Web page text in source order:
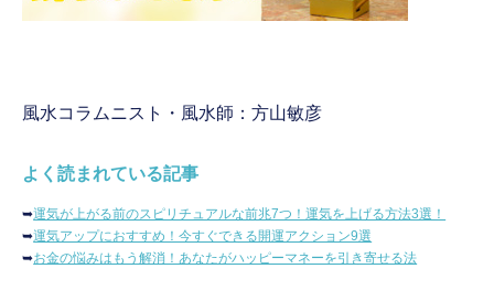
風水コラムニスト・風水師：方山敏彦
よく読まれている記事
➥運気が上がる前のスピリチュアルな前兆7つ！運気を上げる方法3選！
➥運気アップにおすすめ！今すぐできる開運アクション9選
➥お金の悩みはもう解消！あなたがハッピーマネーを引き寄せる法